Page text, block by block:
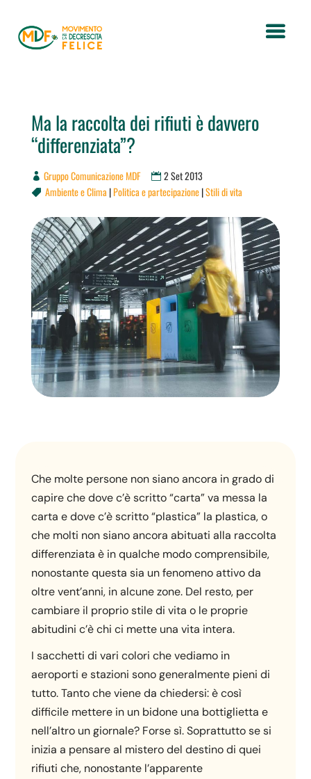
Ma la raccolta dei rifiuti è davvero
“differenziata”?
Gruppo Comunicazione MDF 2 Set 2013
 Ambiente e Clima |Politica e partecipazione|Stili di vita
Che molte persone non siano ancora in grado di
capire che dove c’è scritto “carta” va messa la
carta e dove c’è scritto “plastica” la plastica, o
che molti non siano ancora abituati alla raccolta
differenziata è in qualche modo comprensibile,
nonostante questa sia un fenomeno attivo da
oltre vent’anni, in alcune zone. Del resto, per
cambiare il proprio stile di vita o le proprie
abitudini c’è chi ci mette una vita intera.
I sacchetti di vari colori che vediamo in
aeroporti e stazioni sono generalmente pieni di
tutto. Tanto che viene da chiedersi: è così
difficile mettere in un bidone una bottiglietta e
nell’altro un giornale? Forse sì. Soprattutto se si
inizia a pensare al mistero del destino di quei
rifiuti che, nonostante l’apparente